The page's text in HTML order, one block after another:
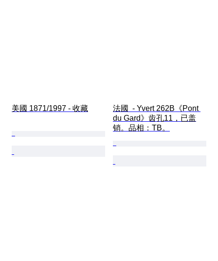
美國 1871/1997 - 收藏
法國  - Yvert 262B《Pont
du Gard》齿孔11，已盖
销。品相：TB。